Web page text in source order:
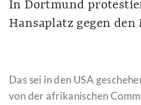
In Dortmund
Hansaplatz gegen
Das sei in den USA
von der afrikanischen